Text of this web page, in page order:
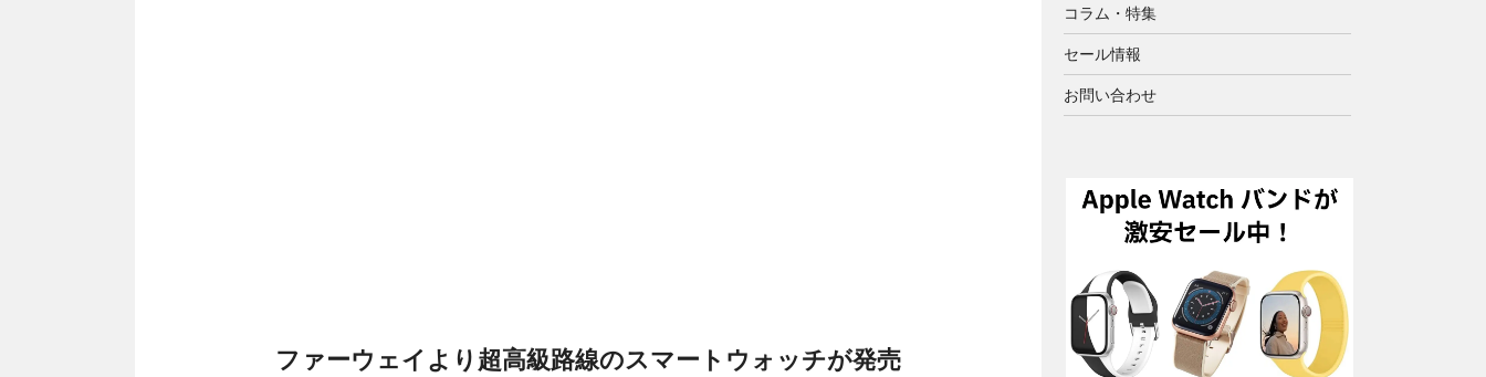
ファーウェイより超高級路線のスマートウォッチが発売
コラム・特集
セール情報
お問い合わせ